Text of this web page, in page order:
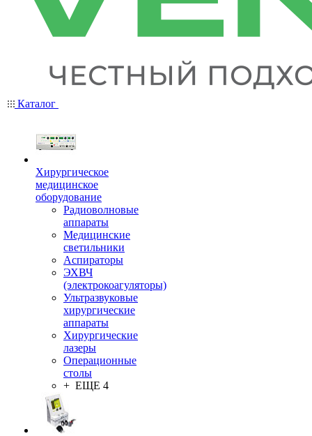
Каталог
Хирургическое
медицинское
оборудование
Радиоволновые
аппараты
Медицинские
светильники
Аспираторы
ЭХВЧ
(электрокоагуляторы)
Ультразвуковые
хирургические
аппараты
Хирургические
лазеры
Операционные
столы
+ ЕЩЕ 4